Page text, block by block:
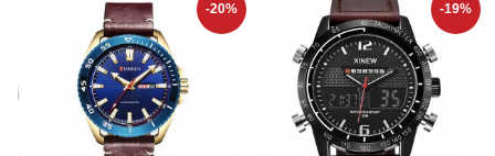
-20% -19%